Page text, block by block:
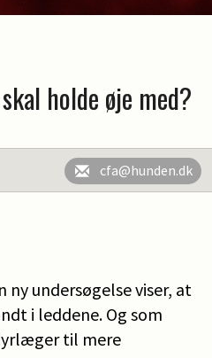
holde øje med?
cfa@hunden.dk
undersøgelse viser, at
i leddene. Og som
til mere